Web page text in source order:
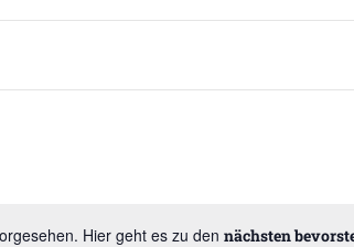
Hier geht es zu den nächsten